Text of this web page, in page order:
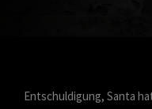
Entschuldigung, Santa